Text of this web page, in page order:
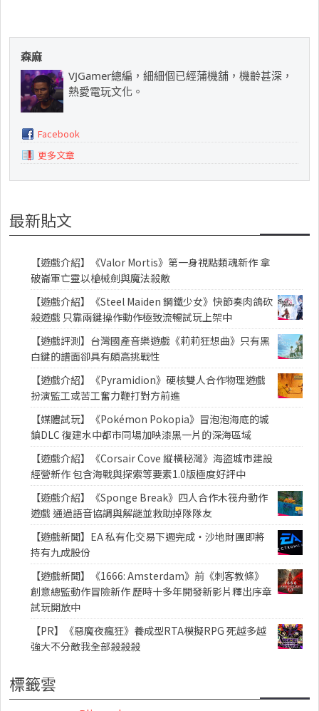
森麻
VJGamer總編，細細個已經蒲機舖，機齡甚深，
熱愛電玩文化。
Facebook
更多文章
最新貼文
【遊戲介紹】《Valor Mortis》第一身視點類魂新作 拿
破崙軍亡靈以槍械劍與魔法殺敵
【遊戲介紹】《Steel Maiden 鋼鐵少女》快節奏肉鴿砍
殺遊戲 只靠兩鍵操作動作極致流暢試玩上架中
【遊戲評測】台灣國產音樂遊戲《莉莉狂想曲》只有黑
白鍵的譜面卻具有頗高挑戰性
【遊戲介紹】《Pyramidion》硬核雙人合作物理遊戲
扮演監工或苦工奮力鞭打對方前進
【媒體試玩】《Pokémon Pokopia》冒泡泡海底的城
鎮DLC 復建水中都市同場加映漆黑一片的深海區域
【遊戲介紹】《Corsair Cove 縱橫秘灣》海盜城市建設
經營新作 包含海戰與探索等要素1.0版極度好評中
【遊戲介紹】《Sponge Break》四人合作木筏舟動作
遊戲 通過語音協調與解謎並救助掉隊隊友
【遊戲新聞】EA 私有化交易下週完成・沙地財團即將
持有九成股份
【遊戲新聞】《1666: Amsterdam》前《刺客教條》
創意總監動作冒險新作 歷時十多年開發新影片釋出序章
試玩開放中
【PR】《惡魔夜瘋狂》養成型RTA模擬RPG 死越多越
強大不分敵我全部殺殺殺
標籤雲